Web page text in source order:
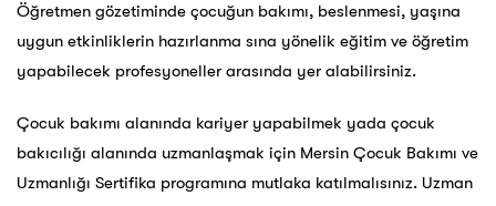
Öğretmen gözetiminde çocuğun bakımı, beslenmesi, yaşına
uygun etkinliklerin hazırlanma sına yönelik eğitim ve öğretim
yapabilecek profesyoneller arasında yer alabilirsiniz.
Çocuk bakımı alanında kariyer yapabilmek yada çocuk
bakıcılığı alanında uzmanlaşmak için Mersin Çocuk Bakımı ve
Uzmanlığı Sertifika programına mutlaka katılmalısınız. Uzman